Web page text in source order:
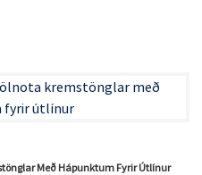
Með Hápunktum Fyrir Útlínur